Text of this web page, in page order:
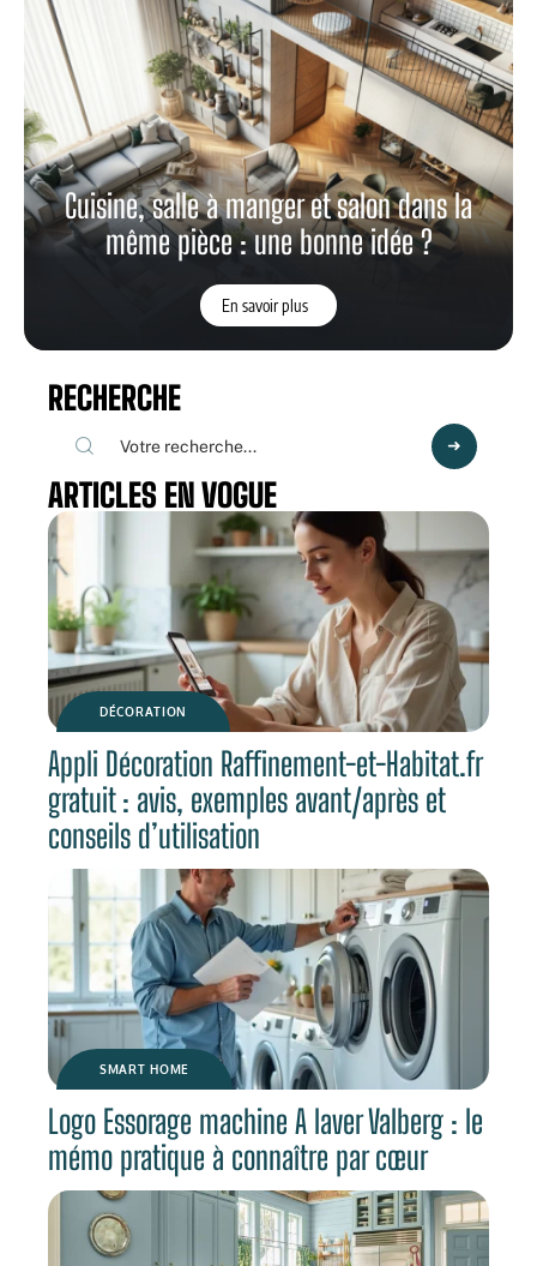
Cuisine, salle à manger et salon dans la
même pièce : une bonne idée ?
En savoir plus
RECHERCHE
ARTICLES EN VOGUE
DÉCORATION
Appli Décoration Raffinement-et-Habitat.fr
gratuit : avis, exemples avant/après et
conseils d’utilisation
SMART HOME
Logo Essorage machine A laver Valberg : le
mémo pratique à connaître par cœur